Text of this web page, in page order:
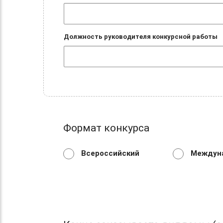
Должность руководителя конкурсной работы
Формат конкурса
Всероссийский